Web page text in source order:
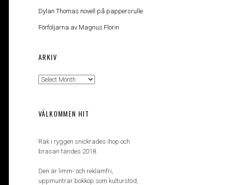
Dylan Thomas novell på pappersrulle
Förföljarna av Magnus Florin
ARKIV
Arkiv
VÄLKOMMEN HIT
Rak i ryggen snickrades ihop och
brasan tändes 2018.
Den är limm- och reklamfri,
uppmuntrar bokköp som kulturstöd,